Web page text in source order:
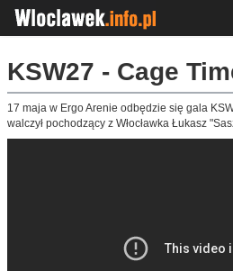
KSW27 - Cage
17 maja w Ergo Arenie odbędzie się gala
walczył pochodzący z Włocławka Łukasz